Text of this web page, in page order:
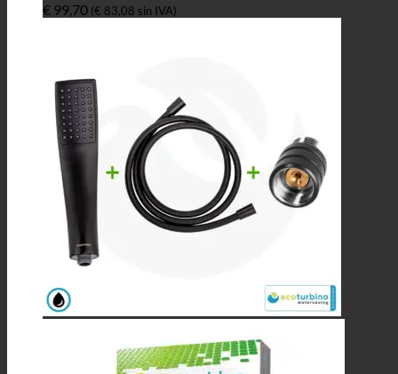
€ 99,70 (€ 83,08 sin IVA)